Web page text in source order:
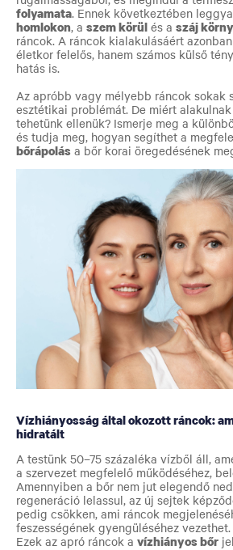
folyamata. Ennek következtében
homlokon, a szem körül és a száj
ráncok. A ráncok kialakulásáért
életkor felelős, hanem számos külső
hatás is.
Az apróbb vagy mélyebb ráncok sokak
esztétikai problémát. De miért
tehetünk ellenük? Ismerje meg a
és tudja meg, hogyan segíthet a
bőrápolás a bőr korai öregedésének
Vízhiányosság által okozott ráncok:
hidratált
A testünk 50–75 százaléka vízből áll,
a szervezet megfelelő működéséhez,
Amennyiben a bőr nem jut elegendő
regeneráció lelassul, az új sejtek
pedig csökken, ami ráncok
feszességének gyengüléséhez vezethet.
Ezek az apró ráncok a vízhiányos bőr